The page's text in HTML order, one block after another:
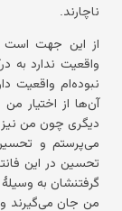
ناچارند.
از این جهت است
واقعیت ندارد به
نبوده‌ام واقعیت
آن‌ها از اختیار
دیگری چون من نیز
می‌پرستم و
تحسین در این
گرفتنشان به
من جان می‌گیرند